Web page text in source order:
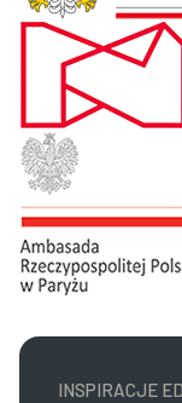
INSPIRACJE